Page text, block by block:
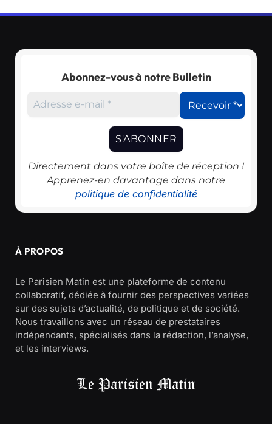
Abonnez-vous à notre Bulletin
Directement dans votre boîte de réception !
Apprenez-en davantage dans notre
politique de confidentialité
À PROPOS
Le Parisien Matin est une plateforme de contenu
collaboratif, dédiée à fournir des perspectives variées
sur des sujets d’actualité, de politique et de société.
Nous travaillons avec un réseau de prestataires
indépendants, spécialisés dans la rédaction, l’analyse,
et les interviews.